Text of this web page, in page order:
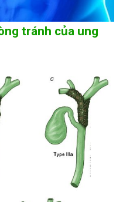
tránh của ung